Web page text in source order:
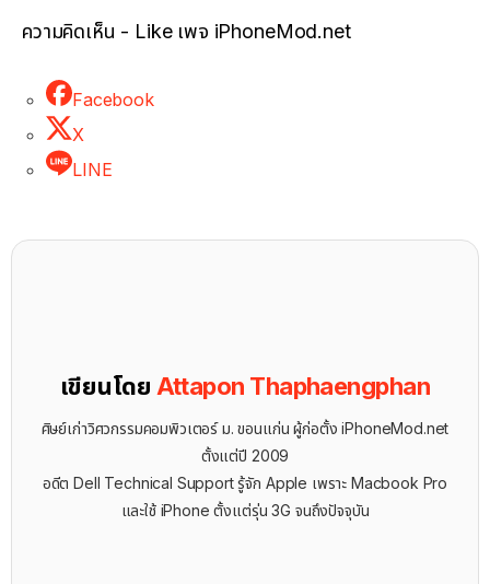
ความคิดเห็น - Like เพจ iPhoneMod.net
Facebook
X
LINE
เขียนโดย Attapon Thaphaengphan
ศิษย์เก่าวิศวกรรมคอมพิวเตอร์ ม. ขอนแก่น ผู้ก่อตั้ง iPhoneMod.net
ตั้งแต่ปี 2009
อดีต Dell Technical Support รู้จัก ​Apple เพราะ Macbook Pro
และใช้ iPhone ตั้งแต่รุ่น 3G จนถึงปัจจุบัน